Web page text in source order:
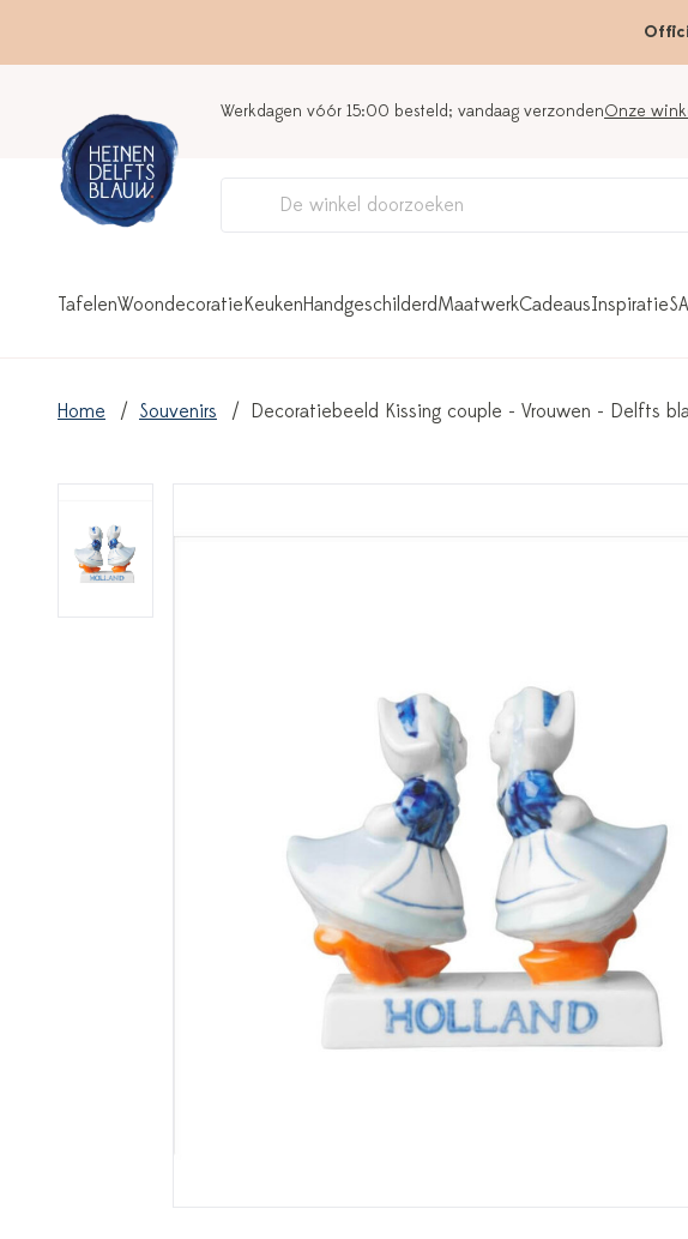
Werkdagen vóór 15:00 besteld; vandaag verzondenOnze
TafelenWoondecoratieKeukenHandgeschilderdMaatwerkCadeausInspiratie
Home Souvenirs Decoratiebeeld Kissing couple - Vrouwen - Delfts